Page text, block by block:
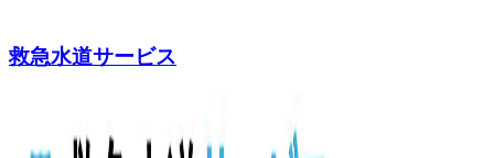
救急水道サービス